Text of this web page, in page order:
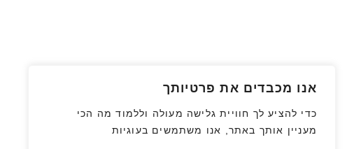
אנו מכבדים את פרטיותך
כדי להציע לך חוויית גלישה מעולה וללמוד מה הכי
מעניין אותך באתר, אנו משתמשים בעוגיות